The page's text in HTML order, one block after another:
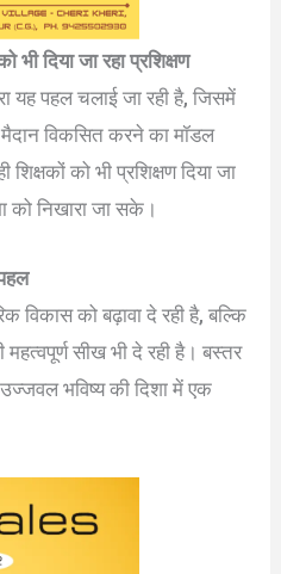
दिया जा रहा प्रशिक्षण
यह पहल चलाई जा रही है, जिसमें
विकसित करने का मॉडल
को भी प्रशिक्षण दिया जा
को निखारा जा सके।
विकास को बढ़ावा दे रही है, बल्कि
सीख भी दे रही है। बस्तर
भविष्य की दिशा में एक